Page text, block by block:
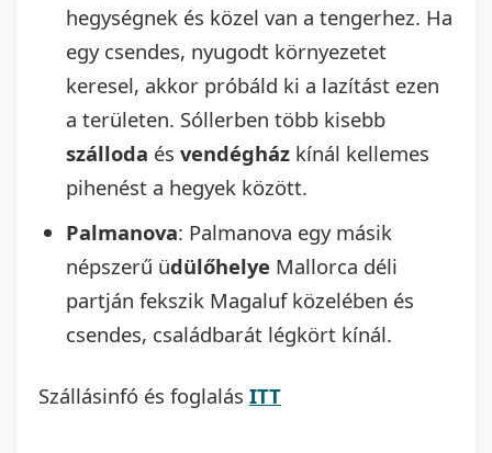
hegységnek és közel van a tengerhez. Ha
egy csendes, nyugodt környezetet
keresel, akkor próbáld ki a lazítást ezen
a területen. Sóllerben több kisebb
szálloda és vendégház kínál kellemes
pihenést a hegyek között.
Palmanova: Palmanova egy másik
népszerű üdülőhelye Mallorca déli
partján fekszik Magaluf közelében és
csendes, családbarát légkört kínál.
Szállásinfó és foglalás ITT